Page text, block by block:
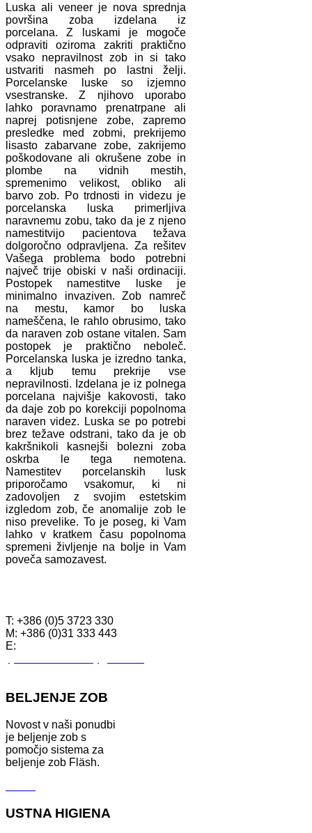
Luska ali veneer je nova sprednja
površina zoba izdelana iz
porcelana. Z luskami je mogoče
odpraviti oziroma zakriti praktično
vsako nepravilnost zob in si tako
ustvariti nasmeh po lastni želji.
Porcelanske luske so izjemno
vsestranske. Z njihovo uporabo
lahko poravnamo prenatrpane ali
naprej potisnjene zobe, zapremo
presledke med zobmi, prekrijemo
lisasto zabarvane zobe, zakrijemo
poškodovane ali okrušene zobe in
plombe na vidnih mestih,
spremenimo velikost, obliko ali
barvo zob. Po trdnosti in videzu je
porcelanska luska primerljiva
naravnemu zobu, tako da je z njeno
namestitvijo pacientova težava
dolgoročno odpravljena. Za rešitev
Vašega problema bodo potrebni
največ trije obiski v naši ordinaciji.
Postopek namestitve luske je
minimalno invaziven. Zob namreč
na mestu, kamor bo luska
nameščena, le rahlo obrusimo, tako
da naraven zob ostane vitalen. Sam
postopek je praktično neboleč.
Porcelanska luska je izredno tanka,
a kljub temu prekrije vse
nepravilnosti. Izdelana je iz polnega
porcelana najvišje kakovosti, tako
da daje zob po korekciji popolnoma
naraven videz. Luska se po potrebi
brez težave odstrani, tako da je ob
kakršnikoli kasnejši bolezni zoba
oskrba le tega nemotena.
Namestitev porcelanskih lusk
priporočamo vsakomur, ki ni
zadovoljen z svojim estetskim
izgledom zob, če anomalije zob le
niso prevelike. To je poseg, ki Vam
lahko v kratkem času popolnoma
spremeni življenje na bolje in Vam
poveča samozavest.
T: +386 (0)5 3723 330
M: +386 (0)31 333 443
E:
BELJENJE ZOB
Novost v naši ponudbi
je beljenje zob s
pomočjo sistema za
beljenje zob Fläsh.
USTNA HIGIENA